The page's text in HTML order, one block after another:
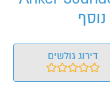
דירוג גולשים